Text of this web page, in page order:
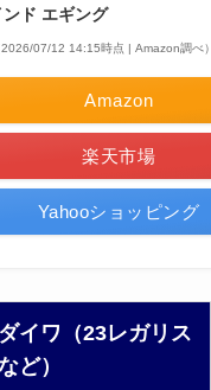
ド エギング
2026/07/12 14:15時点 | Amazon調べ）
Amazon
楽天市場
Yahooショッピング
ダイワ（23レガリス
ど）